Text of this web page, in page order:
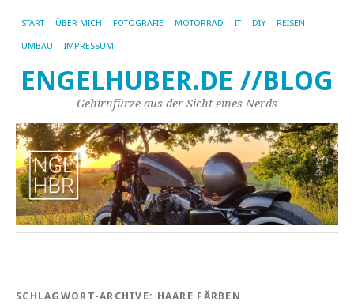
START ÜBER MICH FOTOGRAFIE MOTORRAD IT DIY REISEN
UMBAU IMPRESSUM
ENGELHUBER.DE //BLOG
Gehirnfürze aus der Sicht eines Nerds
SCHLAGWORT-ARCHIVE: HAARE FÄRBEN